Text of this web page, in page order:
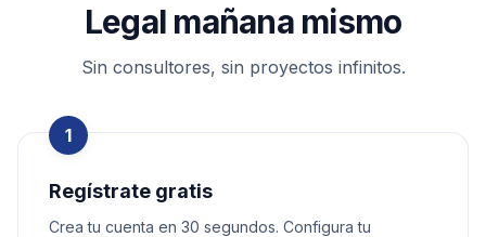
Legal mañana mismo
Sin consultores, sin proyectos infinitos.
1
Regístrate gratis
Crea tu cuenta en 30 segundos. Configura tu